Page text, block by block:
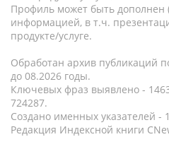
Профиль может быть дополнен
информацией, в т.ч.
продукте/услуге.
Обработан архив публикаций
до 08.2026 годы.
Ключевых фраз выявлено -
724287.
Создано именных указателей -
Редакция Индексной книги